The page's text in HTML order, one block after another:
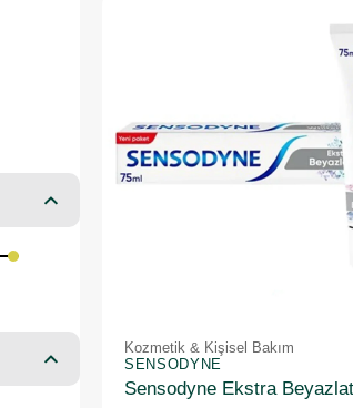
Kozmetik & Kişisel Bakım
SENSODYNE